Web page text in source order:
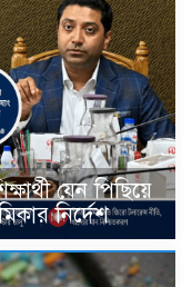
যেন পিছিয়ে
নির্দেশ